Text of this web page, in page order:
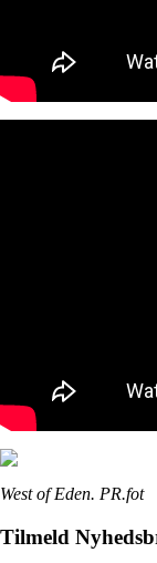
West of Eden. PR.fot
Tilmeld